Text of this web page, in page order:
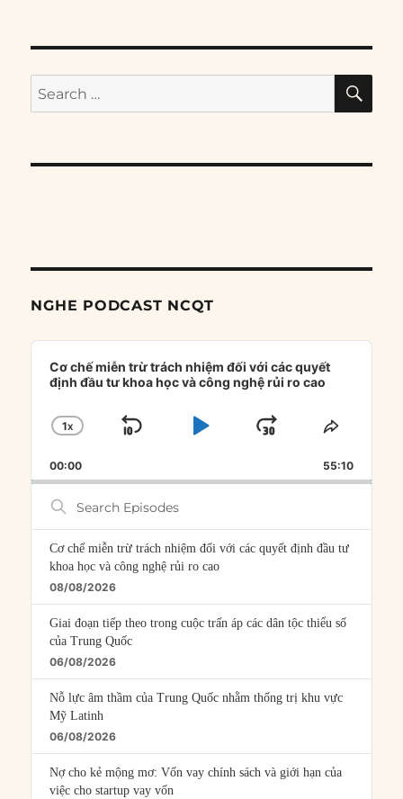
Search
for:
NGHE PODCAST NCQT
Audio
Player
Cơ chế miễn trừ trách nhiệm đối với các quyết
định đầu tư khoa học và công nghệ rủi ro cao
CHANGE
RATE
1X
SKIP
PLAYJUMP
FORWARD
SHARE
00:00 55:10
Search
Episodes
Cơ chế miễn trừ trách nhiệm đối với các quyết định đầu tư
khoa học và công nghệ rủi ro cao
08/08/2026
Giai đoạn tiếp theo trong cuộc trấn áp các dân tộc thiểu số
của Trung Quốc
06/08/2026
Nỗ lực âm thầm của Trung Quốc nhằm thống trị khu vực
Mỹ Latinh
06/08/2026
Nợ cho kẻ mộng mơ: Vốn vay chính sách và giới hạn của
việc cho startup vay vốn